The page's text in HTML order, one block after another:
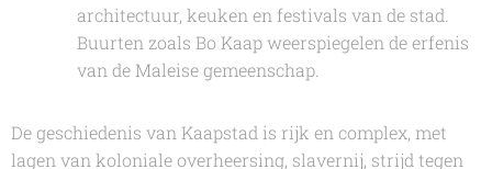
architectuur, keuken en festivals van de stad.
Buurten zoals Bo Kaap weerspiegelen de erfenis
van de Maleise gemeenschap.
De geschiedenis van Kaapstad is rijk en complex, met
lagen van koloniale overheersing, slavernij, strijd tegen